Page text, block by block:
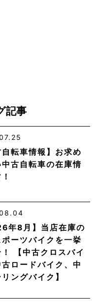
記事
自転車情報】お求め
古自転車の在庫情
年8月】当店在庫の
ーツバイクを一挙
【中古クロスバイ
ロードバイク、中
ングバイク】